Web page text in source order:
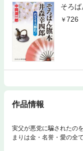
そろ
726
作品情報
実父が悪党に騙されたの
まりは金・名誉・愛の全
四郎。思いつめ、刀を手